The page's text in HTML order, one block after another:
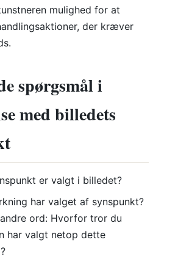
mulighed for at
der kræver
spørgsmål i
med billedets
er valgt i billedet?
har valget af synspunkt?
ord: Hvorfor tror du
har valgt netop dette